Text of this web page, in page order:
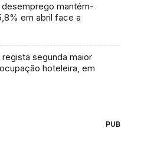
desemprego mantém-
em abril face a
regista segunda maior
hoteleira, em
PUB